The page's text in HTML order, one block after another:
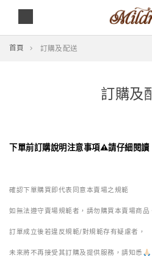
首頁 訂購及配送
訂購及
下單前訂購說明注意事項⚠️請仔細閱讀
確認下單購買即代表同意本賣場之規範
如無法遵守賣場規範者，請勿購買本賣場商品
訂單成立後若違反規範/對規範存有疑慮者，
未來將不再接受其訂購及提供服務，請知悉🙏🏻